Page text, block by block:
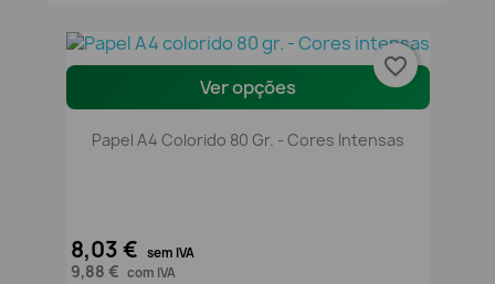
Ver opções
Papel A4 Colorido 80 Gr. - Cores Intensas
8,03 € sem IVA
9,88 € com IVA
favorite_border